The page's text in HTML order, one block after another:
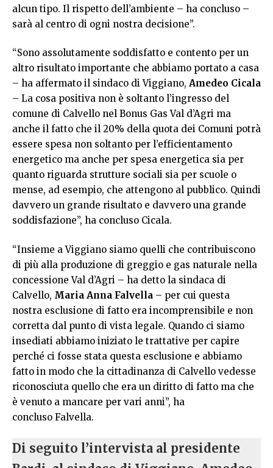
alcun tipo. Il rispetto dell’ambiente – ha concluso –
sarà al centro di ogni nostra decisione”.
“Sono assolutamente soddisfatto e contento per un
altro risultato importante che abbiamo portato a casa
– ha affermato il sindaco di Viggiano, Amedeo Cicala
– La cosa positiva non è soltanto l’ingresso del
comune di Calvello nel Bonus Gas Val d’Agri ma
anche il fatto che il 20% della quota dei Comuni potrà
essere spesa non soltanto per l’efficientamento
energetico ma anche per spesa energetica sia per
quanto riguarda strutture sociali sia per scuole o
mense, ad esempio, che attengono al pubblico. Quindi
davvero un grande risultato e davvero una grande
soddisfazione”, ha concluso Cicala.
“Insieme a Viggiano siamo quelli che contribuiscono
di più alla produzione di greggio e gas naturale nella
concessione Val d’Agri – ha detto la sindaca di
Calvello, Maria Anna Falvella – per cui questa
nostra esclusione di fatto era incomprensibile e non
corretta dal punto di vista legale. Quando ci siamo
insediati abbiamo iniziato le trattative per capire
perché ci fosse stata questa esclusione e abbiamo
fatto in modo che la cittadinanza di Calvello vedesse
riconosciuta quello che era un diritto di fatto ma che
è venuto a mancare per vari anni”, ha
concluso Falvella.
Di seguito l’intervista al presidente